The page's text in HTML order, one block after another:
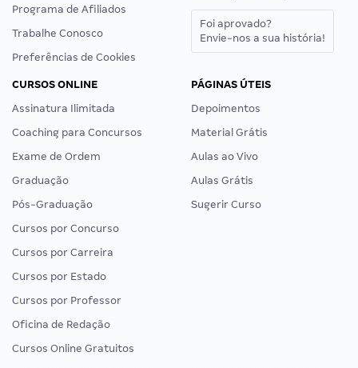
Programa de Afiliados
Trabalhe Conosco
Preferências de Cookies
Foi aprovado?
Envie-nos a sua história!
CURSOS ONLINE
Assinatura Ilimitada
Coaching para Concursos
Exame de Ordem
Graduação
Pós-Graduação
Cursos por Concurso
Cursos por Carreira
Cursos por Estado
Cursos por Professor
Oficina de Redação
Cursos Online Gratuitos
PÁGINAS ÚTEIS
Depoimentos
Material Grátis
Aulas ao Vivo
Aulas Grátis
Sugerir Curso